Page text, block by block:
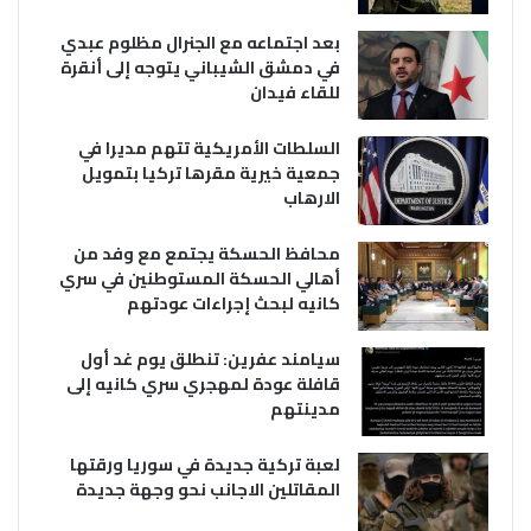
بعد اجتماعه مع الجنرال مظلوم عبدي
في دمشق الشيباني يتوجه إلى أنقرة
للقاء فيدان
السلطات الأمريكية تتهم مديرا في
جمعية خيرية مقرها تركيا بتمويل
الارهاب
محافظ الحسكة يجتمع مع وفد من
أهالي الحسكة المستوطنين في سري
كانيه لبحث إجراءات عودتهم
سيامند عفرين: تنطلق يوم غد أول
قافلة عودة لمهجري سري كانيه إلى
مدينتهم
لعبة تركية جديدة في سوريا ورقتها
المقاتلين الاجانب نحو وجهة جديدة